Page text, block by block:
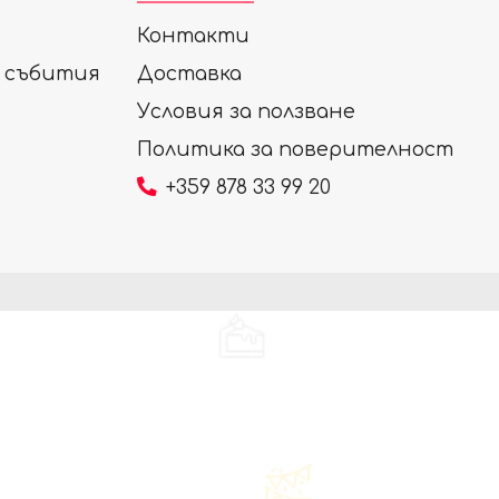
събития
Контакти
Доставка
Условия за ползване
Политика за поверителност
+359 878 33 99 20